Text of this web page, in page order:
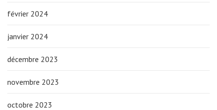
février 2024
janvier 2024
décembre 2023
novembre 2023
octobre 2023